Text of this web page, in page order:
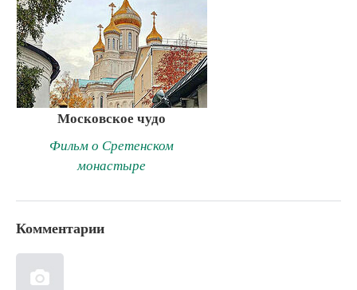
Московское чудо
Фильм о Сретенском
монастыре
Комментарии